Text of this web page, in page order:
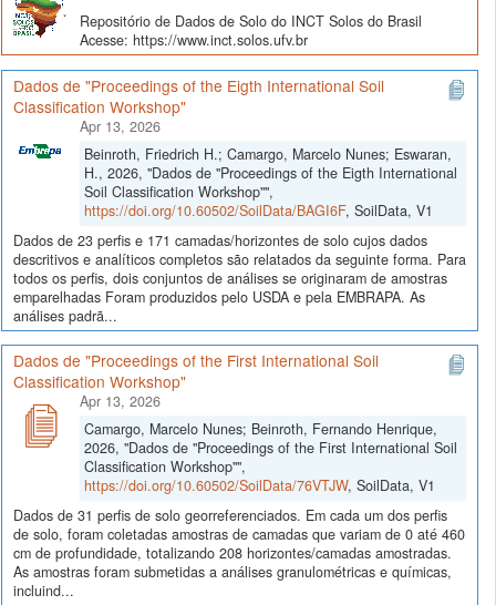
Repositório de Dados de Solo do INCT Solos do Brasil
Acesse: https://www.inct.solos.ufv.br
Dados de "Proceedings of the Eigth International Soil
Classification Workshop"
Apr 13, 2026
Beinroth, Friedrich H.; Camargo, Marcelo Nunes; Eswaran,
H., 2026, "Dados de "Proceedings of the Eigth International
Soil Classification Workshop"",
https://doi.org/10.60502/SoilData/BAGI6F, SoilData, V1
Dados de 23 perfis e 171 camadas/horizontes de solo cujos dados
descritivos e analíticos completos são relatados da seguinte forma. Para
todos os perfis, dois conjuntos de análises se originaram de amostras
emparelhadas Foram produzidos pelo USDA e pela EMBRAPA. As
análises padrã...
Dados de "Proceedings of the First International Soil
Classification Workshop"
Apr 13, 2026
Camargo, Marcelo Nunes; Beinroth, Fernando Henrique,
2026, "Dados de "Proceedings of the First International Soil
Classification Workshop"",
https://doi.org/10.60502/SoilData/76VTJW, SoilData, V1
Dados de 31 perfis de solo georreferenciados. Em cada um dos perfis
de solo, foram coletadas amostras de camadas que variam de 0 até 460
cm de profundidade, totalizando 208 horizontes/camadas amostradas.
As amostras foram submetidas a análises granulométricas e químicas,
incluind...